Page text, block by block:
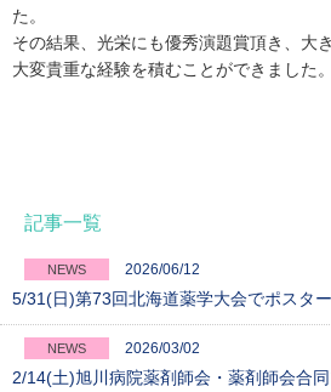
た。
その結果、光栄にも優秀演題賞頂き、大
大変貴重な経験を積むことができました。
記事一覧
NEWS 2026/06/12
5/31(日)第73回北海道薬学大会でポスタ
NEWS 2026/03/02
2/14(土)旭川病院薬剤師会・薬剤師会合